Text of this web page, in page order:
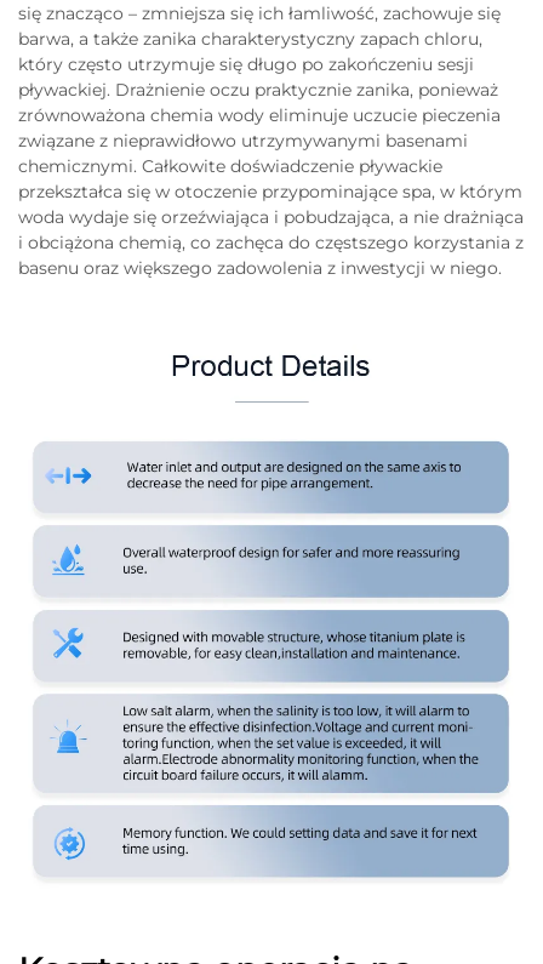
się znacząco – zmniejsza się ich łamliwość, zachowuje się
barwa, a także zanika charakterystyczny zapach chloru,
który często utrzymuje się długo po zakończeniu sesji
pływackiej. Drażnienie oczu praktycznie zanika, ponieważ
zrównoważona chemia wody eliminuje uczucie pieczenia
związane z nieprawidłowo utrzymywanymi basenami
chemicznymi. Całkowite doświadczenie pływackie
przekształca się w otoczenie przypominające spa, w którym
woda wydaje się orzeźwiająca i pobudzająca, a nie drażniąca
i obciążona chemią, co zachęca do częstszego korzystania z
basenu oraz większego zadowolenia z inwestycji w niego.